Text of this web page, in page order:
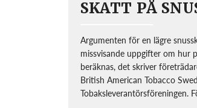
SKATT PÅ
Argumenten för en lägre
missvisande uppgifter om hur
beräknas, det skriver
British American Tobacco
Tobaksleverantörsföreningen.